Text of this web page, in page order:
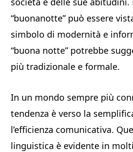
“buonanotte” può essere
simbolo di modernità e
“buona notte” potrebbe
più tradizionale e formale.
In un mondo sempre più
tendenza è verso la
l’efficienza comunicativa.
linguistica è evidente in